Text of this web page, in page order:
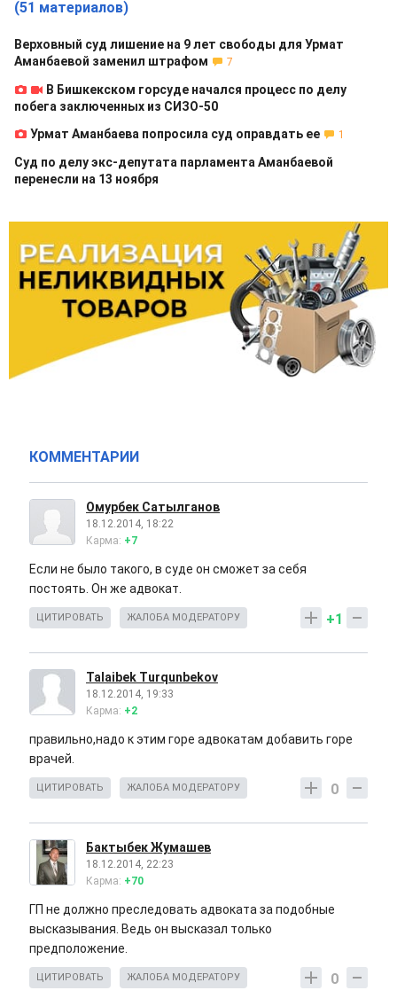
(51 материалов)
Верховный суд лишение на 9 лет свободы для Урмат
Аманбаевой заменил штрафом
7
В Бишкекском горсуде начался процесс по делу
побега заключенных из СИЗО-50
Урмат Аманбаева попросила суд оправдать ее
1
Суд по делу экс-депутата парламента Аманбаевой
перенесли на 13 ноября
КОММЕНТАРИИ
Омурбек Сатылганов
18.12.2014, 18:22
Карма: +7
Если не было такого, в суде он сможет за себя
постоять. Он же адвокат.
+1
ЦИТИРОВАТЬ ЖАЛОБА МОДЕРАТОРУ
Talaibek Turqunbekov
18.12.2014, 19:33
Карма: +2
правильно,надо к этим горе адвокатам добавить горе
врачей.
0
ЦИТИРОВАТЬ ЖАЛОБА МОДЕРАТОРУ
Бактыбек Жумашев
18.12.2014, 22:23
Карма: +70
ГП не должно преследовать адвоката за подобные
высказывания. Ведь он высказал только
предположение.
0
ЦИТИРОВАТЬ ЖАЛОБА МОДЕРАТОРУ